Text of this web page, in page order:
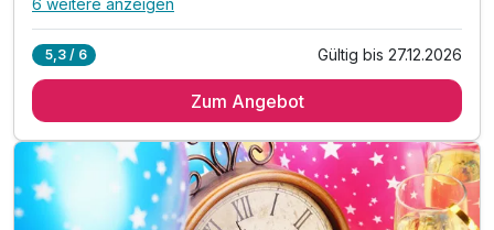
Alle Inklusivleistungen
4 x reichhaltiges Frühstück vom Buffet
1 x Weihnachtliches Kegeln im Brauhaus
1 x Abendessen in Buffetform (am 24.12.)
1 x kleine Führung durch das Brauen
6 weitere anzeigen
5,3 / 6 Gültig bis 27.12.2026
Zum Angebot